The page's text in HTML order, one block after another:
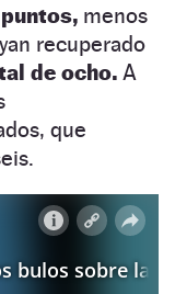
menos
recuperado
de ocho. A
que